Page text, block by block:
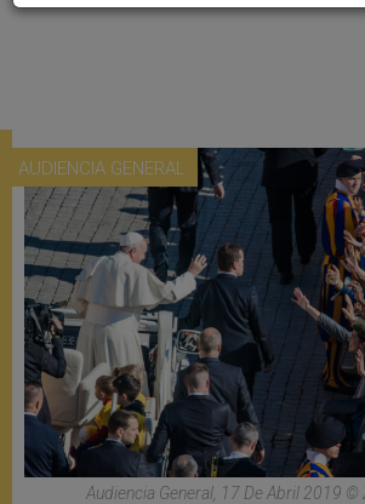
AUDIENCIA GENERAL
Audiencia General, 17 De Abril 2019